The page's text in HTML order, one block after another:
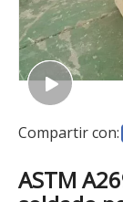
Compartir con:
ASTM